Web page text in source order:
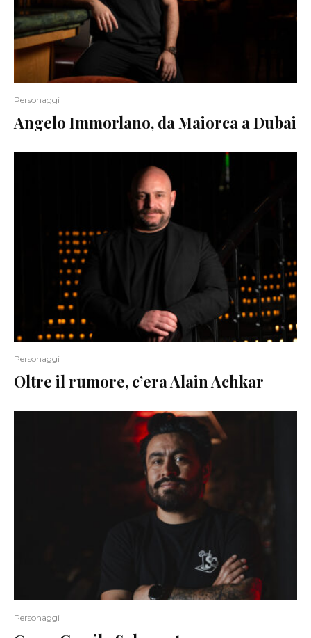
Personaggi
Angelo Immorlano, da Maiorca a Dubai
Personaggi
Oltre il rumore, c’era Alain Achkar
Personaggi